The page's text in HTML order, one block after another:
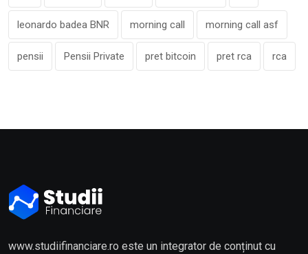
leonardo badea BNR morning call morning call asf
pensii Pensii Private pret bitcoin pret rca rca
www.studiifinanciare.ro este un integrator de conținut cu